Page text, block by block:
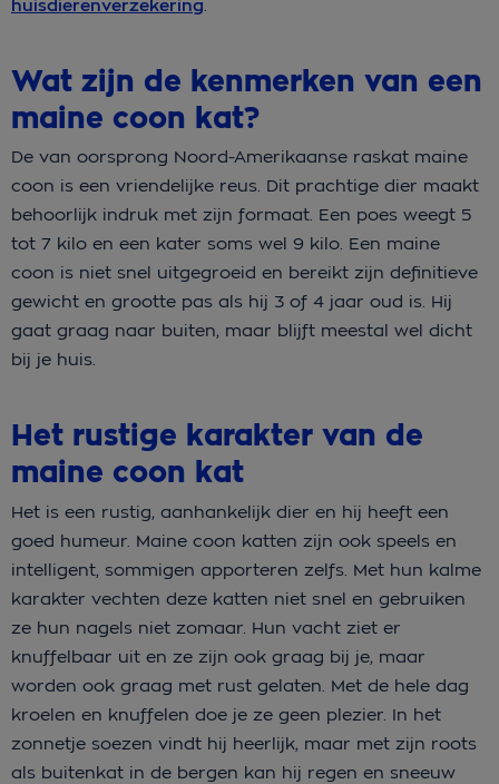
huisdierenverzekering.
Wat zijn de kenmerken van een
maine coon kat?
De van oorsprong Noord-Amerikaanse raskat maine
coon is een vriendelijke reus. Dit prachtige dier maakt
behoorlijk indruk met zijn formaat. Een poes weegt 5
tot 7 kilo en een kater soms wel 9 kilo. Een maine
coon is niet snel uitgegroeid en bereikt zijn definitieve
gewicht en grootte pas als hij 3 of 4 jaar oud is. Hij
gaat graag naar buiten, maar blijft meestal wel dicht
bij je huis.
Het rustige karakter van de
maine coon kat
Het is een rustig, aanhankelijk dier en hij heeft een
goed humeur. Maine coon katten zijn ook speels en
intelligent, sommigen apporteren zelfs. Met hun kalme
karakter vechten deze katten niet snel en gebruiken
ze hun nagels niet zomaar. Hun vacht ziet er
knuffelbaar uit en ze zijn ook graag bij je, maar
worden ook graag met rust gelaten. Met de hele dag
kroelen en knuffelen doe je ze geen plezier. In het
zonnetje soezen vindt hij heerlijk, maar met zijn roots
als buitenkat in de bergen kan hij regen en sneeuw